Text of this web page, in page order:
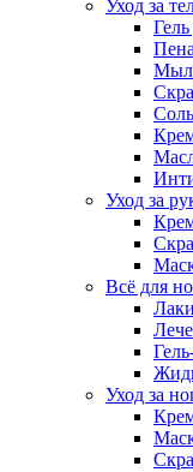
Уход за
Уход за
Всё для
Лаки
Уход за